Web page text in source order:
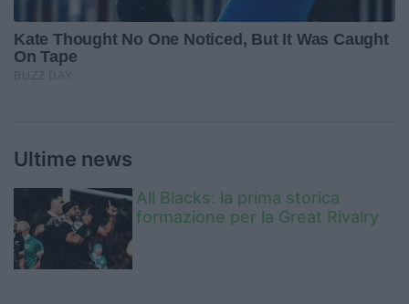
Ultime news
All Blacks: la prima storica
formazione per la Great Rivalry